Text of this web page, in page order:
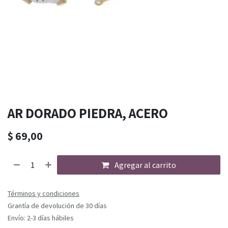
AR DORADO PIEDRA, ACERO
$ 69,00
Agregar al carrito
Términos y condiciones
Grantía de devolución de 30 días
Envío: 2-3 días hábiles